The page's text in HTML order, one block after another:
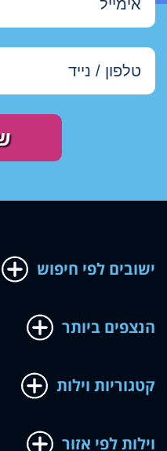
ישובים לפי חיפוש
הנצפים ביותר
קטגוריות וילות
וילות לפי אזור